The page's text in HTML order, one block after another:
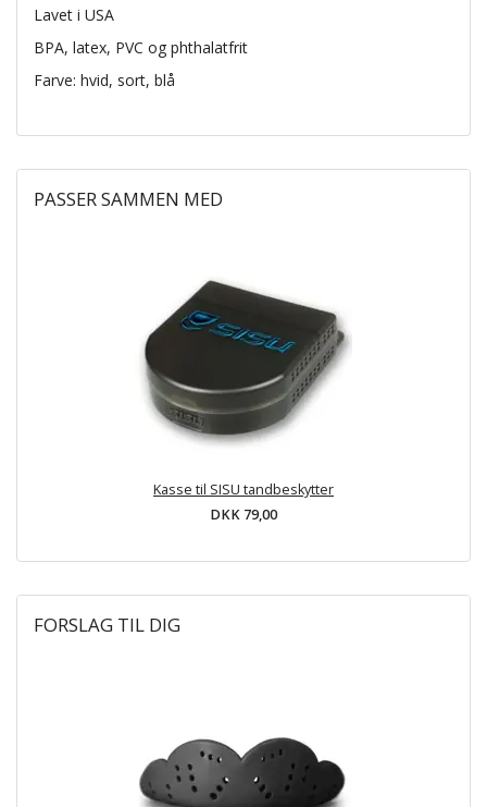
Lavet i USA
BPA, latex, PVC og phthalatfrit
Farve: hvid, sort, blå
PASSER SAMMEN MED
Kasse til SISU tandbeskytter
DKK 79,00
FORSLAG TIL DIG